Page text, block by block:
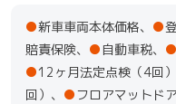
●新車車両本体価格、 ●
賠責保険、 ● 自動車税、 ●
●12ヶ月法定点検（4回）
回）、 ●フロアマットド